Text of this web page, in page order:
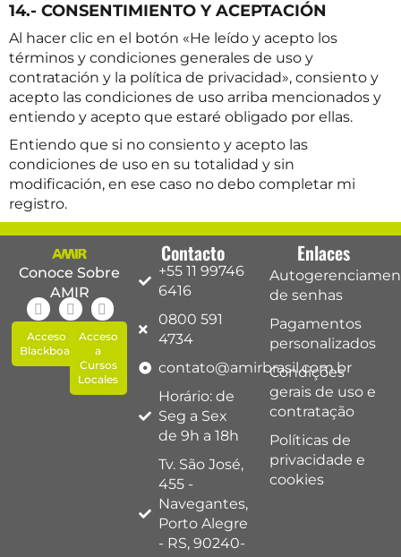
14.- CONSENTIMIENTO Y ACEPTACIÓN
Al hacer clic en el botón «He leído y acepto los
términos y condiciones generales de uso y
contratación y la política de privacidad», consiento y
acepto las condiciones de uso arriba mencionados y
entiendo y acepto que estaré obligado por ellas.
Entiendo que si no consiento y acepto las
condiciones de uso en su totalidad y sin
modificación, en ese caso no debo completar mi
registro.
Conoce Sobre
AMIR
Acceso a
Blackboard
Acceso
a
Cursos
Locales
Contacto
+55 11 99746
6416
0800 591
4734
contato@amirbrasil.com.br
Horário: de
Seg a Sex
de 9h a 18h
Tv. São José,
455 -
Navegantes,
Porto Alegre
- RS, 90240-
Enlaces
de senhas
Pagamentos
personalizados
Condições
gerais de uso e
contratação
Políticas de
privacidade e
cookies